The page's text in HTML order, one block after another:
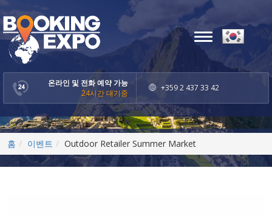
온라인 및 전화 예약 가능
24시간 대기중
+359 2 437 33 42
Toggle
navigation
홈 이벤트 Outdoor Retailer Summer Market